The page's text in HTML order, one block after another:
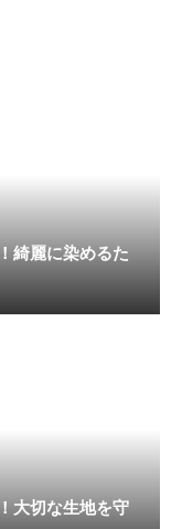
綺麗に染めるた
大切な生地を守